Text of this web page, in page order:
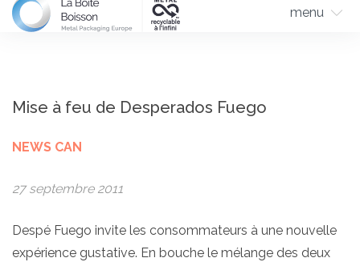
menu
Mise à feu de Desperados Fuego
NEWS CAN
27 septembre 2011
Despé Fuego invite les consommateurs à une nouvelle
expérience gustative. En bouche le mélange des deux